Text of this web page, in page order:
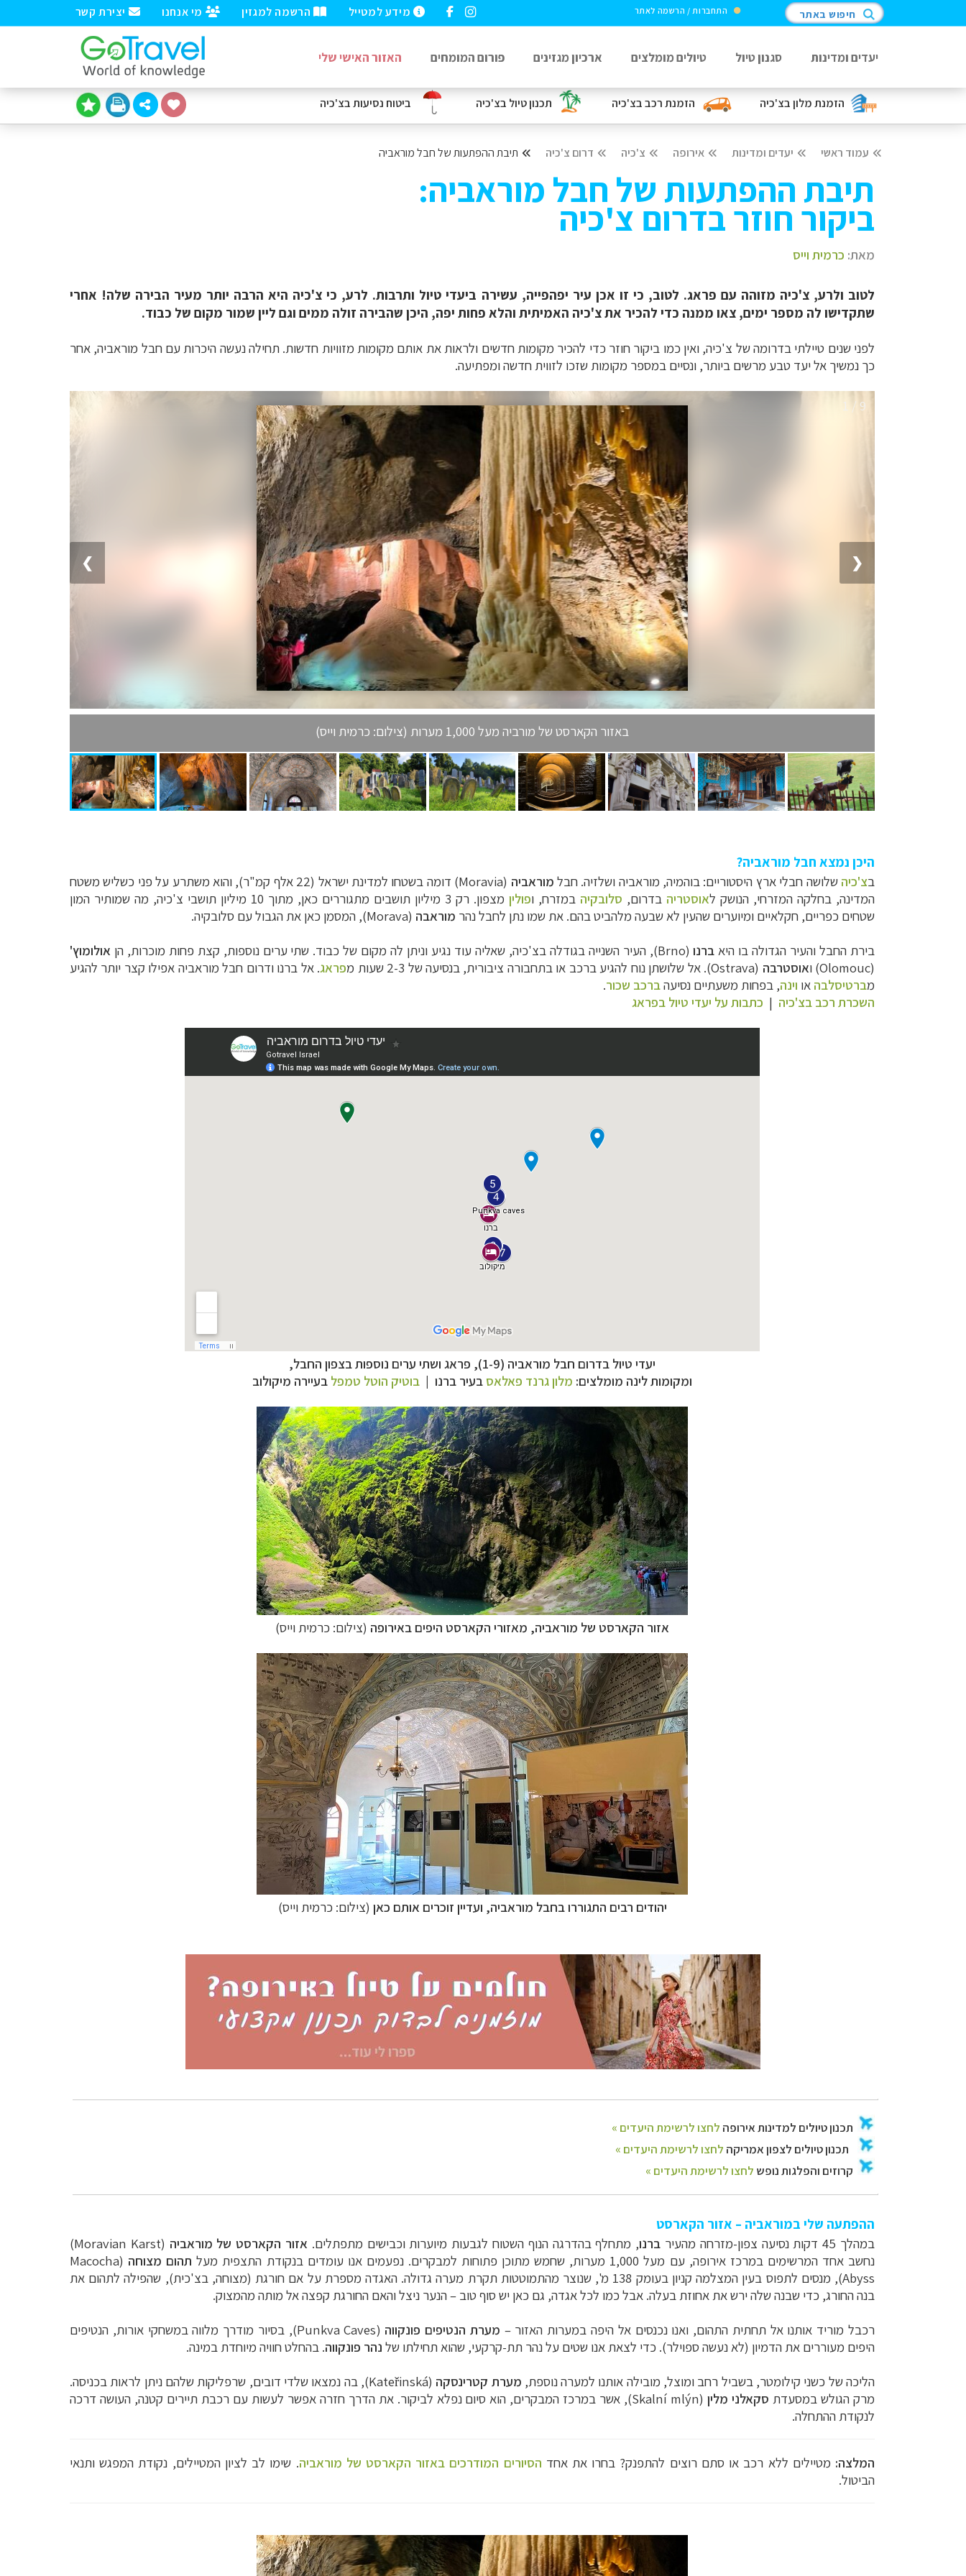
הזמנת מלוןבצ'כיה הזמנת רכבבצ'כיה תכנון טיול בצ'כיה ביטוח נסיעותבצ'כיה
יצירת קשר מי אנחנו הרשמה למגזין מידע למטייל התחברות / הרשמה לאתר חיפוש באתר
יעדים ומדינות סגנון טיול טיולים מומלצים ארכיון מגזינים פורום המומחים האזור האישי שלי
עמוד ראשי יעדים ומדינות אירופה צ'כיה דרום צ'כיה תיבת ההפתעות של חבל מוראביה
תיבת ההפתעות של חבל מוראביה:
ביקור חוזר בדרום צ'כיה
מאת: כרמית וייס
לטוב ולרע, צ'כיה מזוהה עם פראג. לטוב, כי זו אכן עיר יפהפייה, עשירה ביעדי טיול ותרבות. לרע, כי צ'כיה היא הרבה יותר מעיר הבירה שלה! אחרי
שתקדישו לה מספר ימים, צאו ממנה כדי להכיר את צ'כיה האמיתית והלא פחות יפה, היכן שהבירה זולה ממים וגם ליין שמור מקום של כבוד.
לפני שנים טיילתי בדרומה של צ'כיה, ואין כמו ביקור חוזר כדי להכיר מקומות חדשים ולראות את אותם מקומות מזוויות חדשות. תחילה נעשה היכרות עם חבל מוראביה, אחר
כך נמשיך אל יעד טבע מרשים ביותר, ונסיים במספר מקומות שזכו לזווית חדשה ומפתיעה.
1 / 9
❯ ❮
באזור הקארסט של מורביה מעל 1,000 מערות (צילום: כרמית וייס)
היכן נמצא חבל מוראביה?
בצ'כיה שלושה חבלי ארץ היסטוריים: בוהמיה, מוראביה ושלזיה. חבל מוראביה (
Moravia
)
דומה בשטחו למדינת ישראל (22 אלף קמ"ר), והוא משתרע על פני כשליש משטח
המדינה, בחלקה המזרחי, הנושק לאוסטריה בדרום, סלובקיה במזרח, ופולין
מצפון. רק 3 מיליון תושבים מתגוררים כאן, מתוך 10 מיליון תושבי צ'כיה, מה שמותיר המון
שטחים כפריים, חקלאיים ומיוערים שהעין לא שבעה מלהביט בהם. את שמו נתן לחבל נהר מוראבה (
Morava), המסמן כאן את הגבול עם סלובקיה.
בירת החבל והעיר הגדולה בו היא ברנו(
Brno), העיר השנייה בגודלה בצ'כיה, שאליה עוד נגיע וניתן לה מקום של כבוד. שתי ערים נוספות, קצת פחות מוכרות, הן אולומוץ'
(
Olomouc) ואוסטרבה (
Ostrava). אל שלושתן נוח להגיע ברכב או בתחבורה ציבורית, בנסיעה של 2-3 שעות מ פראג. אל ברנו ודרום חבל מוראביה אפילו קצר יותר להגיע
מברטיסלבה או וינה, בפחות משעתיים נסיעהברכב שכור.
השכרת רכב בצ'כיה | כתבות על יעדי טיול בפראג
יעדי טיול בדרום חבל מוראביה (1-9), פראג ושתי ערים נוספות בצפון החבל,
ומקומות לינה מומלצים: מלון גרנד פאלאס בעיר ברנו | בוטיק הוטל טמפל בעיירה מיקולוב
אזור הקארסט של מוראביה, מאזורי הקארסט היפים באירופה (צילום: כרמית וייס)
יהודים רבים התגוררו בחבל מוראביה, ועדיין זוכרים אותם כאן (צילום: כרמית וייס)
טיולים למדינות אירופה
לחצו לרשימת היעדים »
טיולים לצפון אמריקהלחצו לרשימת היעדים »
קרוזים והפלגות נופש לחצו לרשימת היעדים »
ההפתעה שלי במוראביה – אזור הקארסט
במהלך 45 דקות נסיעה צפון-מזרחה מהעיר
ברנו, מתחלף בהדרגה הנוף השטוח לגבעות מיוערות וכבישים מתפתלים. אזור הקארסט של מוראביה (
Moravian Karst
)
נחשב אחד המרשימים במרכז אירופה, עם מעל 1,000 מערות, שחמש מתוכן פתוחות למבקרים. נפעמים אנו עומדים בנקודת התצפית מעל
תהום מצוחה (
Macocha
Abyss
), מנסים לתפוס בעין המצלמה קניון בעומק 138 מ', שנוצר מהתמוטטות תקרת מערה גדולה. האגדה מספרת על אם חורגת (מצוחה, בצ'כית), שהפילה לתהום את
בנה החורג, כדי שבנה שלה ירש את אחוזת בעלה. אבל כמו לכל אגדה, גם כאן יש סוף טוב – הנער ניצל והאם החורגת קפצה אל מותה מהמצוק.
רכבל מוריד אותנו אל תחתית התהום, ואנו נכנסים אל היפה במערות האזור– מערת הנטיפים פונקווה (
Punkva Caves), בסיור מודרך מלווה במשחקי אורות, הנטיפים
היפים מעוררים את הדמיון (לא נעשה ספוילר). כדי לצאת אנו שטים על נהר תת-קרקעי, שהוא תחילתו של נהר פונקווה. בהחלט חוויה מיוחדת במינה.
הליכה של כשני קילומטר, בשביל רחב ומוצל, מובילה אותנו למערה נוספת, מערת קטרינסקה (
Kateřinská), בה נמצאו שלדי דובים, שרפליקות שלהם ניתן לראות בכניסה.
מרק הגולש במסעדת סקאלני מלין (
Skalní mlýn), אשר במרכז המבקרים, הוא סיום נפלא לביקור. את הדרך חזרה אפשר לעשות עם רכבת תיירים קטנה, העושה דרכה
לנקודת ההתחלה.
המלצה: מטיילים ללא רכב או סתם רוצים להתפנק? בחרו את אחד הסיורים המודרכים באזור הקארסט של מוראביה. שימו לב לציון המטיילים, נקודת המפגש ותנאי
הביטול.